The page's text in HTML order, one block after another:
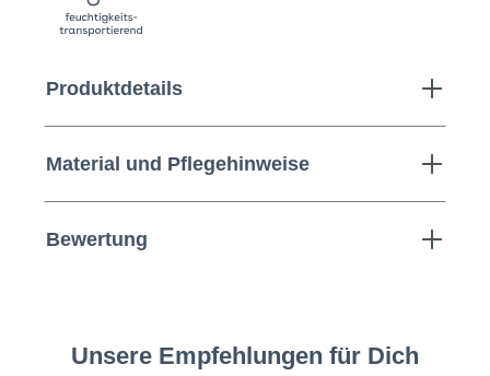
Produktdetails
Material und Pflegehinweise
Bewertung
Unsere Empfehlungen für Dich